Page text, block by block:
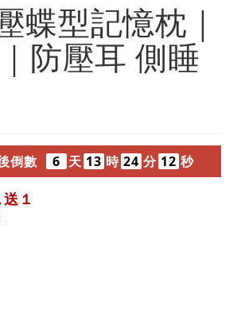
蝶型記憶枕｜
防壓耳 側睡
倒數 6 天 13 時 24 分 11 秒
１